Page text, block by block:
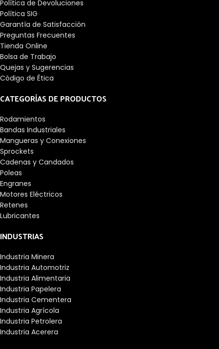
Política de Devoluciones
Política SIG
Garantía de Satisfacción
Preguntas Frecuentes
Tienda Online
Bolsa de Trabajo
Quejas y Sugerencias
Código de Ética
CATEGORÍAS DE PRODUCTOS
Rodamientos
Bandas Industriales
Mangueras y Conexiones
Sprockets
Cadenas y Candados
Poleas
Engranes
Motores Eléctricos
Retenes
Lubricantes
INDUSTRIAS
Industria Minera
Industria Automotriz
Industria Alimentaria
Industria Papelera
Industria Cementera
Industria Agrícola
Industria Petrolera
Industria Acerera